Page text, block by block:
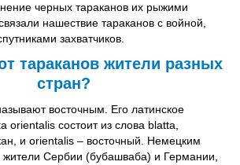
черных тараканов их рыжими
нашествие тараканов с войной,
захватчиков.
тараканов жители разных
стран?
восточным. Его латинское
orientalis состоит из слова blatta,
и orientalis – восточный. Немецким
жители Сербии (бубашваба) и Германии,